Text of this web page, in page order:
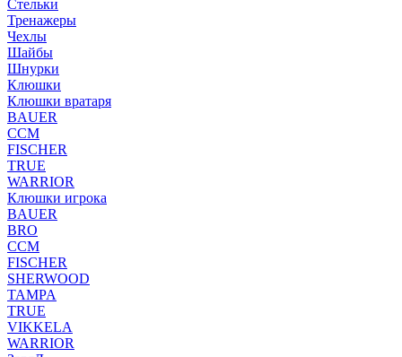
Стельки
Тренажеры
Чехлы
Шайбы
Шнурки
Клюшки
Клюшки вратаря
BAUER
CCM
FISCHER
TRUE
WARRIOR
Клюшки игрока
BAUER
BRO
CCM
FISCHER
SHERWOOD
TAMPA
TRUE
VIKKELA
WARRIOR